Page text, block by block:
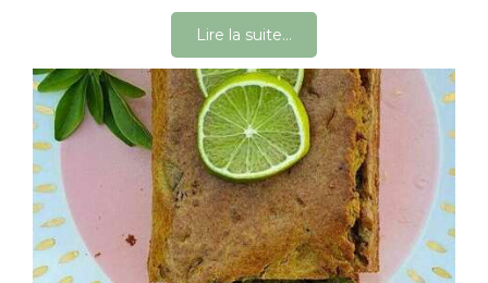
Lire la suite...